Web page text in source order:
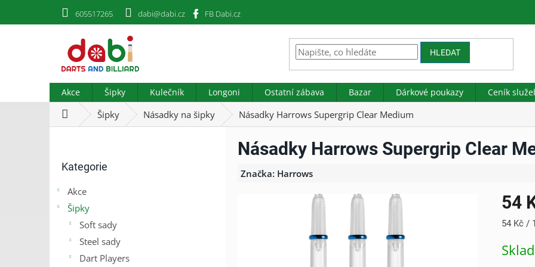
605517265 dabi@dabi.cz FB Dabi.cz
HLEDAT
Akce Šipky Kulečník Longoni Ostatní zábava Bazar Dárkové poukazy Ceník
DomůŠipky Násadky na šipky Násadky Harrows Supergrip Clear Medium
kategorie
Kategorie
Akce
Šipky
Soft sady
Steel sady
Dart Players
Násadky Harrows Supergrip Clear
Značka: Harrows
54
Měrná
54 Kč /